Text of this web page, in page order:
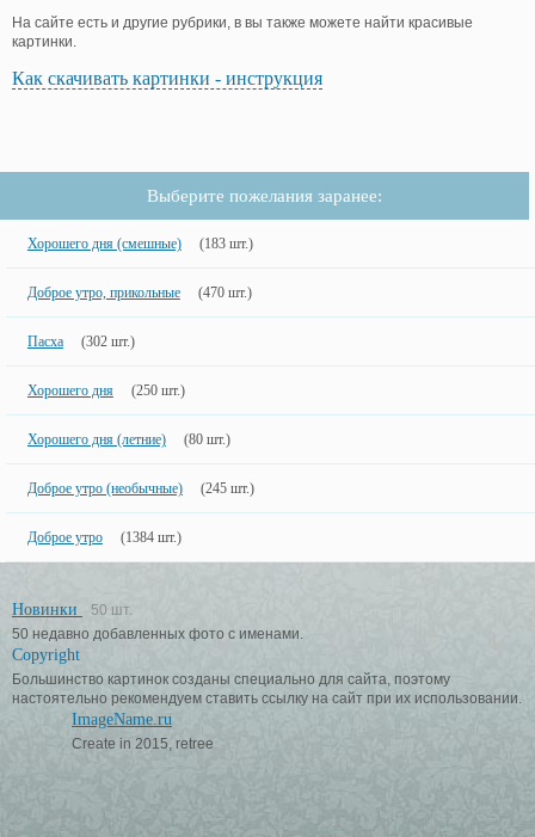
На сайте есть и другие рубрики, в вы также можете найти красивые
картинки.
Как скачивать картинки - инструкция
Выберите пожелания заранее:
Хорошего дня (смешные) (183 шт.)
Доброе утро, прикольные (470 шт.)
Пасха (302 шт.)
Хорошего дня (250 шт.)
Хорошего дня (летние) (80 шт.)
Доброе утро (необычные) (245 шт.)
Доброе утро (1384 шт.)
Новинки
50 шт.
50 недавно добавленных фото с именами.
Copyright
Большинство картинок созданы специально для сайта, поэтому
настоятельно рекомендуем ставить ссылку на сайт при их использовании.
ImageName.ru
Create in 2015, retree